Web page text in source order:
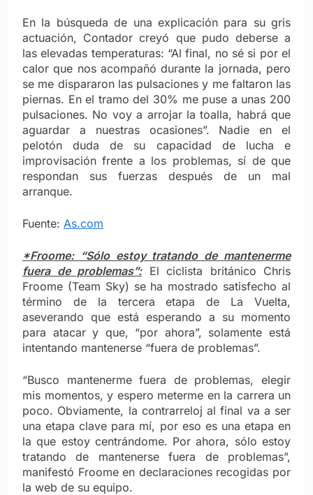
En la búsqueda de una explicación para su gris
actuación, Contador creyó que pudo deberse a
las elevadas temperaturas: “Al final, no sé si por el
calor que nos acompañó durante la jornada, pero
se me dispararon las pulsaciones y me faltaron las
piernas. En el tramo del 30% me puse a unas 200
pulsaciones. No voy a arrojar la toalla, habrá que
aguardar a nuestras ocasiones”. Nadie en el
pelotón duda de su capacidad de lucha e
improvisación frente a los problemas, sí de que
respondan sus fuerzas después de un mal
arranque.
Fuente: As.com
*Froome: “Sólo estoy tratando de mantenerme
fuera de problemas”:El ciclista británico Chris
Froome (Team Sky) se ha mostrado satisfecho al
término de la tercera etapa de La Vuelta,
aseverando que está esperando a su momento
para atacar y que, “por ahora”, solamente está
intentando mantenerse “fuera de problemas”.
“Busco mantenerme fuera de problemas, elegir
mis momentos, y espero meterme en la carrera un
poco. Obviamente, la contrarreloj al final va a ser
una etapa clave para mí, por eso es una etapa en
la que estoy centrándome. Por ahora, sólo estoy
tratando de mantenerse fuera de problemas”,
manifestó Froome en declaraciones recogidas por
la web de su equipo.